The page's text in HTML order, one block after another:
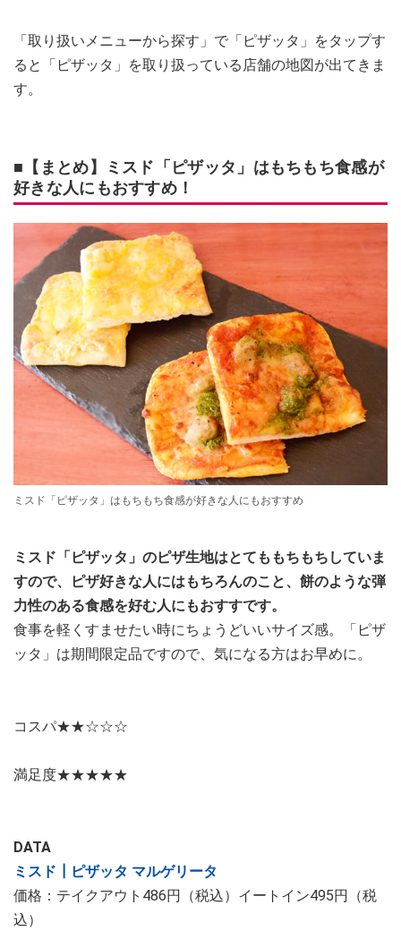
「取り扱いメニューから探す」で「ピザッタ」をタップす
ると「ピザッタ」を取り扱っている店舗の地図が出てきま
す。
■【まとめ】ミスド「ピザッタ」はもちもち食感が
好きな人にもおすすめ！
ミスド「ピザッタ」はもちもち食感が好きな人にもおすすめ
ミスド「ピザッタ」のピザ生地はとてももちもちしていま
すので、ピザ好きな人にはもちろんのこと、餅のような弾
力性のある食感を好む人にもおすすです。
食事を軽くすませたい時にちょうどいいサイズ感。「ピザ
ッタ」は期間限定品ですので、気になる方はお早めに。
コスパ★★☆☆☆
満足度★★★★★
DATA
ミスド┃ピザッタ マルゲリータ
価格：テイクアウト486円（税込）イートイン495円（税
込）